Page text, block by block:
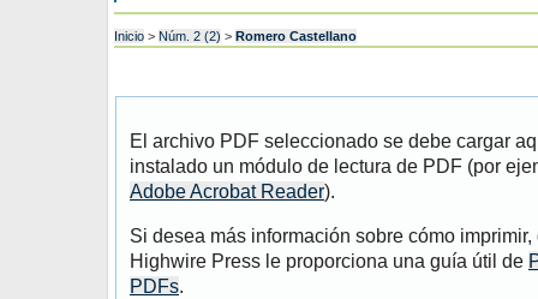
Inicio > Núm. 2 (2) > Romero Castellano
El archivo PDF seleccionado se debe cargar
instalado un módulo de lectura de PDF (por
Adobe Acrobat Reader).
Si desea más información sobre cómo
Highwire Press le proporciona una guía útil de
PDFs.